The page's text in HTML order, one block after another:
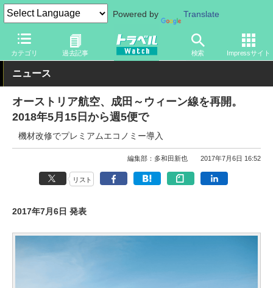
Powered by Translate
カテゴリ 過去記事 検索 Impressサイト
トラベル Watch 旅の方法 空旅 飛行機
ニュース
オーストリア航空、成田～ウィーン線を再開。
2018年5月15日から週5便で
機材改修でプレミアムエコノミー導入
編集部：多和田新也 2017年7月6日 16:52
リスト
2017年7月6日 発表